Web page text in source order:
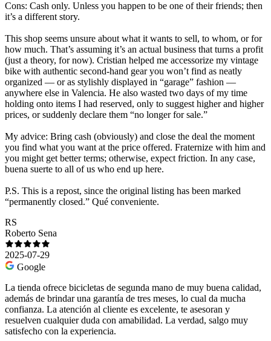
Cons: Cash only. Unless you happen to be one of their friends; then
it’s a different story.
This shop seems unsure about what it wants to sell, to whom, or for
how much. That’s assuming it’s an actual business that turns a profit
(just a theory, for now). Cristian helped me accessorize my vintage
bike with authentic second-hand gear you won’t find as neatly
organized — or as stylishly displayed in “garage” fashion —
anywhere else in Valencia. He also wasted two days of my time
holding onto items I had reserved, only to suggest higher and higher
prices, or suddenly declare them “no longer for sale.”
My advice: Bring cash (obviously) and close the deal the moment
you find what you want at the price offered. Fraternize with him and
you might get better terms; otherwise, expect friction. In any case,
buena suerte to all of us who end up here.
P.S. This is a repost, since the original listing has been marked
“permanently closed.” Qué conveniente.
RS
Roberto Sena
2025-07-29
Google
La tienda ofrece bicicletas de segunda mano de muy buena calidad,
además de brindar una garantía de tres meses, lo cual da mucha
confianza. La atención al cliente es excelente, te asesoran y
resuelven cualquier duda con amabilidad. La verdad, salgo muy
satisfecho con la experiencia.